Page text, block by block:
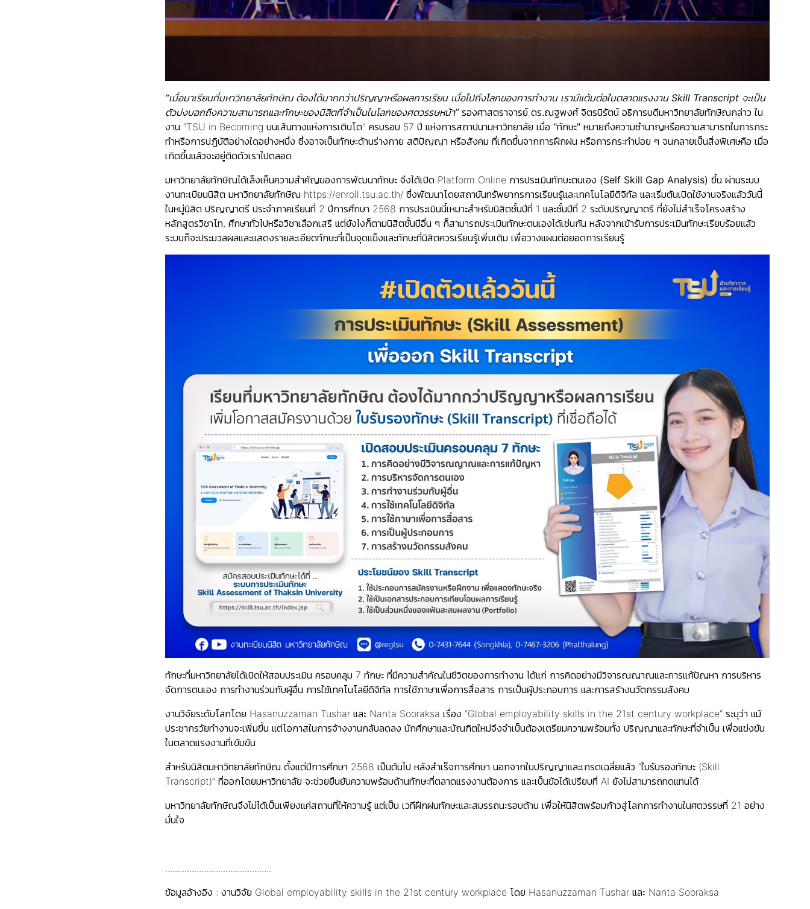
“เมื่อมาเรียนที่มหาวิทยาลัยทักษิณ ต้องได้มากกว่าปริญญาหรือผลการเรียน เมื่อไปถึงโลกของการทำงาน เรามีแต้มต่อในตลาดแรงงาน Skill Transcript จะเป็น
ตัวบ่งบอกถึงความสามารถและทักษะของนิสิตที่จำเป็นในโลกของศตวรรษหน้า” รองศาสตราจารย์ ดร.ณฐพงศ์ จิตรนิรัตน์ อธิการบดีมหาวิทยาลัยทักษิณกล่าว ใน
งาน “TSU in Becoming บนเส้นทางแห่งการเติบโต" ครบรอบ 57 ปี แห่งการสถาปนามหาวิทยาลัย เมื่อ "ทักษะ"หมายถึงความชำนาญหรือความสามารถในการกระ
ทำหรือการปฏิบัติอย่างใดอย่างหนึ่ง ซึ่งอาจเป็นทักษะด้านร่างกาย สติปัญญา หรือสังคม ที่เกิดขึ้นจากการฝึกฝน หรือการกระทำบ่อย ๆ จนกลายเป็นสิ่งพิเศษคือ เมื่อ
เกิดขึ้นแล้วจะอยู่ติดตัวเราไปตลอด
มหาวิทยาลัยทักษิณได้เล็งเห็นความสำคัญของการพัฒนาทักษะ จึงได้เปิด Platform Online การประเมินทักษะตนเอง (Self Skill Gap Analysis) ขึ้น ผ่านระบบ
งานทะเบียนนิสิต มหาวิทยาลัยทักษิณ https://enroll.tsu.ac.th/ซึ่งพัฒนาโดยสถาบันทรัพยากรการเรียนรู้และเทคโนโลยีดิจิทัล และเริ่มต้นเปิดใช้งานจริงแล้ววันนี้
ในหมู่นิสิต ปริญญาตรี ประจำภาคเรียนที่ 2 ปีการศึกษา 2568 การประเมินนี้เหมาะสำหรับนิสิตชั้นปีที่ 1 และชั้นปีที่ 2 ระดับปริญญาตรี ที่ยังไม่สำเร็จโครงสร้าง
หลักสูตรวิชาโท, ศึกษาทั่วไปหรือวิชาเลือกเสรี แต่ยังไงก็ตามนิสิตชั้นปีอื่น ๆ ก็สามารถประเมินทักษะตนเองได้เช่นกัน หลังจากเข้ารับการประเมินทักษะเรียบร้อยแล้ว
ระบบก็จะประมวลผลและแสดงรายละเอียดทักษะที่เป็นจุดแข็งและทักษะที่นิสิตควรเรียนรู้เพิ่มเติม เพื่อวางแผนต่อยอดการเรียนรู้
ทักษะที่มหาวิทยาลัยได้เปิดให้สอบประเมิน ครอบคลุม 7 ทักษะ ที่มีความสำคัญในชีวิตของการทำงาน ได้แก่ การคิดอย่างมีวิจารณญาณและการแก้ปัญหา การบริหาร
จัดการตนเอง การทำงานร่วมกับผู้อื่น การใช้เทคโนโลยีดิจิทัล การใช้ภาษาเพื่อการสื่อสาร การเป็นผู้ประกอบการ และการสร้างนวัตกรรมสังคม
งานวิจัยระดับโลกโดย Hasanuzzaman Tushar และ Nanta Sooraksa เรื่อง “Global employability skills in the 21st century workplace” ระบุว่า แม้
ประชากรวัยทำงานจะเพิ่มขึ้น แต่โอกาสในการจ้างงานกลับลดลง นักศึกษาและบัณฑิตใหม่จึงจำเป็นต้องเตรียมความพร้อมทั้ง ปริญญาและทักษะที่จำเป็น เพื่อแข่งขัน
ในตลาดแรงงานที่เข้มข้น
สำหรับนิสิตมหาวิทยาลัยทักษิณ ตั้งแต่ปีการศึกษา 2568 เป็นต้นไป หลังสำเร็จการศึกษา นอกจากใบปริญญาและเกรดเฉลี่ยแล้ว “ใบรับรองทักษะ (Skill
Transcript)” ที่ออกโดยมหาวิทยาลัย จะช่วยยืนยันความพร้อมด้านทักษะที่ตลาดแรงงานต้องการ และเป็นข้อได้เปรียบที่ AI ยังไม่สามารถทดแทนได้
มหาวิทยาลัยทักษิณจึงไม่ได้เป็นเพียงแค่สถานที่ให้ความรู้ แต่เป็น เวทีฝึกฝนทักษะและสมรรถนะรอบด้าน เพื่อให้นิสิตพร้อมก้าวสู่โลกการทำงานในศตวรรษที่ 21 อย่าง
มั่นใจ
............................................
ข้อมูลอ้างอิง : งานวิจัย Global employability skills in the 21st century workplace โดย Hasanuzzaman Tushar และ Nanta Sooraksa